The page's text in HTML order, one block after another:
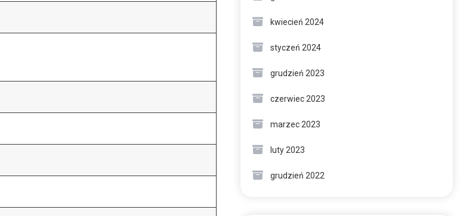
kwiecień 2024
styczeń 2024
grudzień 2023
czerwiec 2023
marzec 2023
luty 2023
grudzień 2022